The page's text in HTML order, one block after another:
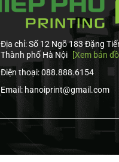
Địa chỉ: Số 12 Ngõ 183 Đặng
Thành phố Hà Nội
[Xem bản
Điện thoại: 088.888.6154
Email: hanoiprint@gmail.com